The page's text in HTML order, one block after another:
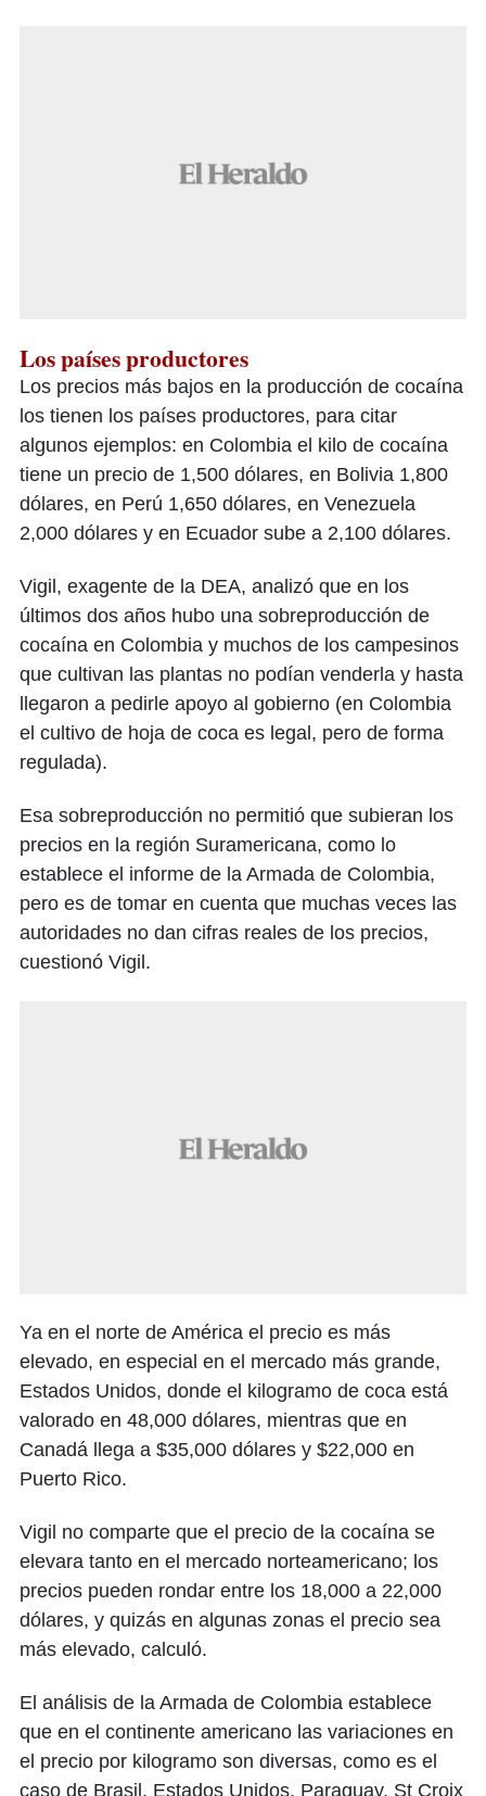
Los países productores
Los precios más bajos en la producción de cocaína
los tienen los países productores, para citar
algunos ejemplos: en Colombia el kilo de cocaína
tiene un precio de 1,500 dólares, en Bolivia 1,800
dólares, en Perú 1,650 dólares, en Venezuela
2,000 dólares y en Ecuador sube a 2,100 dólares.
Vigil, exagente de la DEA, analizó que en los
últimos dos años hubo una sobreproducción de
cocaína en Colombia y muchos de los campesinos
que cultivan las plantas no podían venderla y hasta
llegaron a pedirle apoyo al gobierno (en Colombia
el cultivo de hoja de coca es legal, pero de forma
regulada).
Esa sobreproducción no permitió que subieran los
precios en la región Suramericana, como lo
establece el informe de la Armada de Colombia,
pero es de tomar en cuenta que muchas veces las
autoridades no dan cifras reales de los precios,
cuestionó Vigil.
Ya en el norte de América el precio es más
elevado, en especial en el mercado más grande,
Estados Unidos, donde el kilogramo de coca está
valorado en 48,000 dólares, mientras que en
Canadá llega a $35,000 dólares y $22,000 en
Puerto Rico.
Vigil no comparte que el precio de la cocaína se
elevara tanto en el mercado norteamericano; los
precios pueden rondar entre los 18,000 a 22,000
dólares, y quizás en algunas zonas el precio sea
más elevado, calculó.
El análisis de la Armada de Colombia establece
que en el continente americano las variaciones en
el precio por kilogramo son diversas, como es el
caso de Brasil, Estados Unidos, Paraguay, St Croix